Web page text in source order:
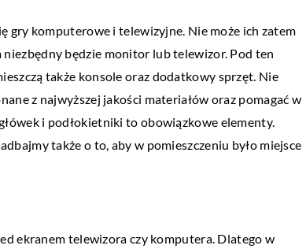
gry komputerowe i telewizyjne. Nie może ich zatem
będzie monitor lub telewizor. Pod ten
także konsole oraz dodatkowy sprzęt. Nie
z najwyższej jakości materiałów oraz pomagać w
i podłokietniki to obowiązkowe elementy.
także o to, aby w pomieszczeniu było miejsce
ekranem telewizora czy komputera. Dlatego w
to
[…]
TECHNIKA I MOTORYZACJA
16 stycznia 2023
Co jaki czas należy wymieniać opony?
Opony należy wymieniać, gdy są zużyte,